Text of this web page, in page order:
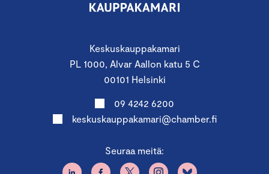
Keskuskauppakamari
PL 1000, Alvar Aallon katu 5 C
00101 Helsinki
09 4242 6200
keskuskauppakamari@chamber.fi
Seuraa meitä: